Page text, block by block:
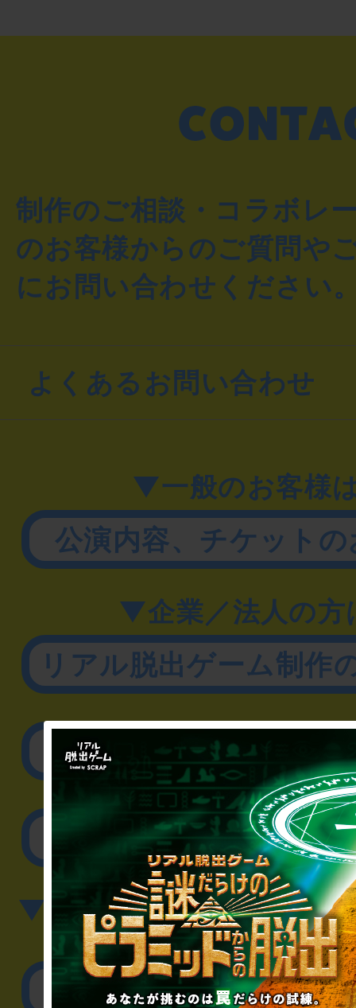
制作のご相談・コラボレ
のお客様からのご質問や
にお問い合わせください
よくあるお問い合わせ
▼一般のお客様
公演内容、チケット
▼企業／法人の方
リアル脱出ゲーム制作
取材に関するお
その他のご相談／
▼英語、中国語でのお問
English／